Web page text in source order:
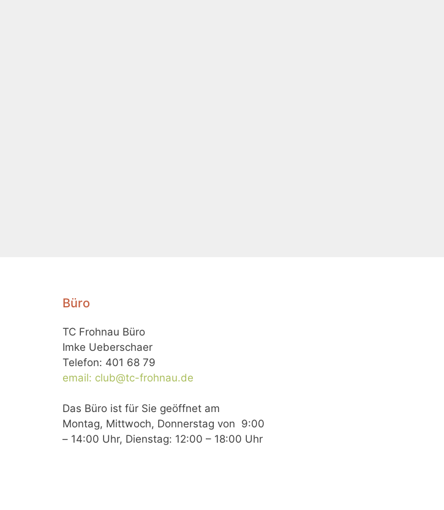
Büro
TC Frohnau Büro
Imke Ueberschaer
Telefon: 401 68 79
email: club@tc-frohnau.de
Das Büro ist für Sie geöffnet am
Montag, Mittwoch, Donnerstag von 9:00
– 14:00 Uhr, Dienstag: 12:00 – 18:00 Uhr